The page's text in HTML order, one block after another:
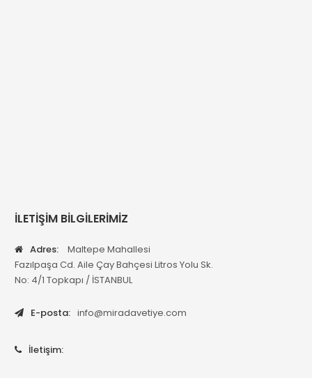
İLETİŞİM BİLGİLERİMİZ
Adres:
Maltepe Mahallesi
Fazılpaşa Cd. Aile Çay Bahçesi Litros Yolu Sk.
No: 4/1 Topkapı / İSTANBUL
E-posta: info@miradavetiye.com
İletişim: